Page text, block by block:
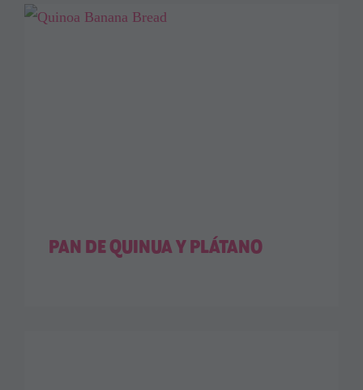
PAN DE QUINUA Y PLÁTANO